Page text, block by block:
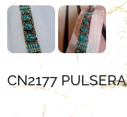
CN2177 PULSERA